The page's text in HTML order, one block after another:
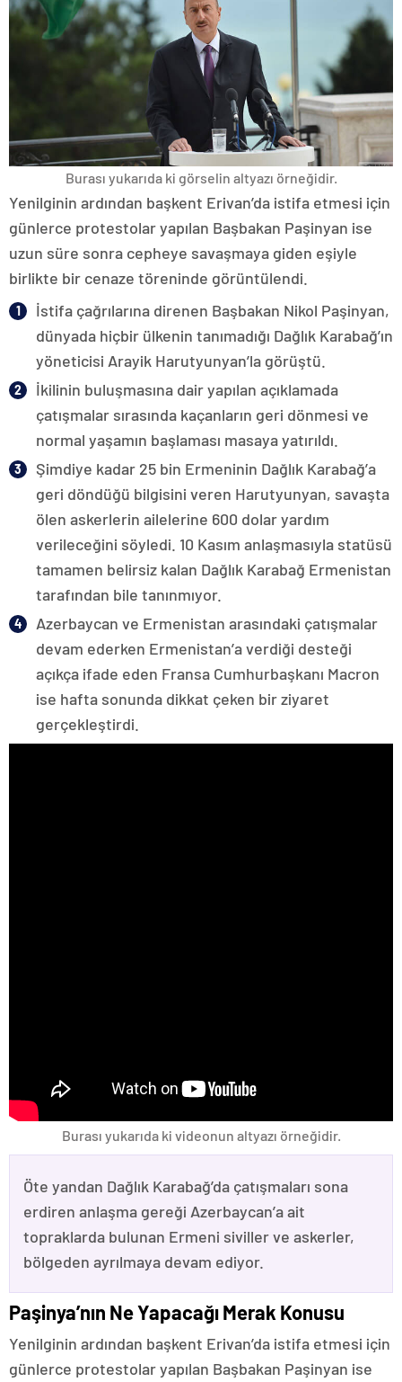
Burası yukarıda ki görselin altyazı örneğidir.
Yenilginin ardından başkent Erivan’da istifa etmesi için
günlerce protestolar yapılan Başbakan Paşinyan ise
uzun süre sonra cepheye savaşmaya giden eşiyle
birlikte bir cenaze töreninde görüntülendi.
İstifa çağrılarına direnen Başbakan Nikol Paşinyan,
dünyada hiçbir ülkenin tanımadığı Dağlık Karabağ’ın
yöneticisi Arayik Harutyunyan’la görüştü.
İkilinin buluşmasına dair yapılan açıklamada
çatışmalar sırasında kaçanların geri dönmesi ve
normal yaşamın başlaması masaya yatırıldı.
Şimdiye kadar 25 bin Ermeninin Dağlık Karabağ’a
geri döndüğü bilgisini veren Harutyunyan, savaşta
ölen askerlerin ailelerine 600 dolar yardım
verileceğini söyledi. 10 Kasım anlaşmasıyla statüsü
tamamen belirsiz kalan Dağlık Karabağ Ermenistan
tarafından bile tanınmıyor.
Azerbaycan ve Ermenistan arasındaki çatışmalar
devam ederken Ermenistan’a verdiği desteği
açıkça ifade eden Fransa Cumhurbaşkanı Macron
ise hafta sonunda dikkat çeken bir ziyaret
gerçekleştirdi.
Burası yukarıda ki videonun altyazı örneğidir.
Öte yandan Dağlık Karabağ’da çatışmaları sona
erdiren anlaşma gereği Azerbaycan’a ait
topraklarda bulunan Ermeni siviller ve askerler,
bölgeden ayrılmaya devam ediyor.
Paşinya’nın Ne Yapacağı Merak Konusu
Yenilginin ardından başkent Erivan’da istifa etmesi için
günlerce protestolar yapılan Başbakan Paşinyan ise